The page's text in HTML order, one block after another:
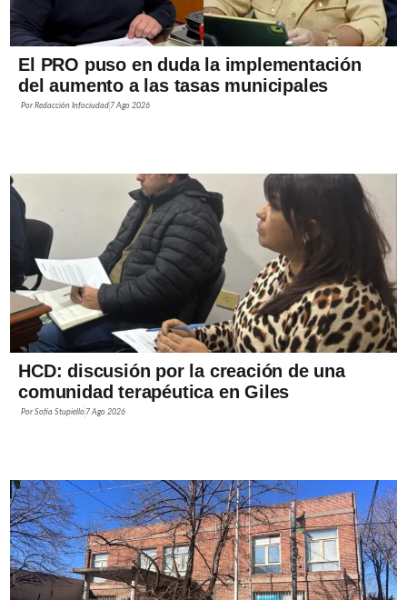
El PRO puso en duda la implementación
del aumento a las tasas municipales
PorRedacción Infociudad 7 Ago 2026
HCD: discusión por la creación de una
comunidad terapéutica en Giles
PorSofía Stupiello 7 Ago 2026